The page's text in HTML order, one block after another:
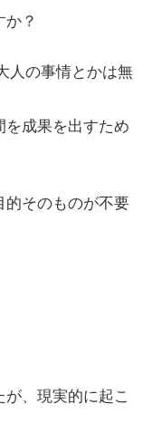
？
人の事情とかは無
成果を出すため
そのものが不要
、現実的に起こ